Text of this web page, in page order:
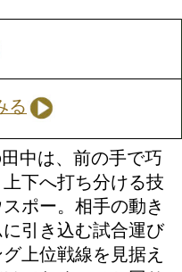
湧也(大橋)
VS
ト シーハナン(